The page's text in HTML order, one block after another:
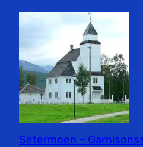
Setermoen –